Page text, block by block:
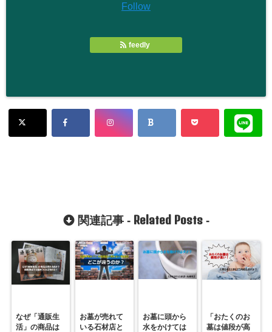
Follow
feedly
関連記事 - Related Posts-
なぜ「通販生
活」の商品は
お墓が売れて
いる石材店と
お墓に頭から
水をかけては
「おたくのお
墓は値段が高